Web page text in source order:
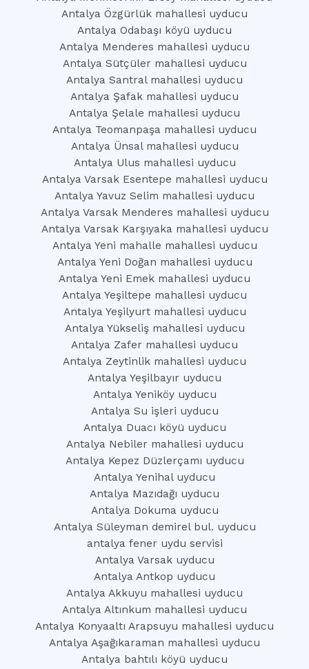
Antalya Özgürlük mahallesi uyducu
Antalya Odabaşı köyü uyducu
Antalya Menderes mahallesi uyducu
Antalya Sütçüler mahallesi uyducu
Antalya Santral mahallesi uyducu
Antalya Şafak mahallesi uyducu
Antalya Şelale mahallesi uyducu
Antalya Teomanpaşa mahallesi uyducu
Antalya Ünsal mahallesi uyducu
Antalya Ulus mahallesi uyducu
Antalya Varsak Esentepe mahallesi uyducu
Antalya Yavuz Selim mahallesi uyducu
Antalya Varsak Menderes mahallesi uyducu
Antalya Varsak Karşıyaka mahallesi uyducu
Antalya Yeni mahalle mahallesi uyducu
Antalya Yeni Doğan mahallesi uyducu
Antalya Yeni Emek mahallesi uyducu
Antalya Yeşiltepe mahallesi uyducu
Antalya Yeşilyurt mahallesi uyducu
Antalya Yükseliş mahallesi uyducu
Antalya Zafer mahallesi uyducu
Antalya Zeytinlik mahallesi uyducu
Antalya Yeşilbayır uyducu
Antalya Yeniköy uyducu
Antalya Su işleri uyducu
Antalya Duacı köyü uyducu
Antalya Nebiler mahallesi uyducu
Antalya Kepez Düzlerçamı uyducu
Antalya Yenihal uyducu
Antalya Mazıdağı uyducu
Antalya Dokuma uyducu
Antalya Süleyman demirel bul. uyducu
antalya fener uydu servisi
Antalya Varsak uyducu
Antalya Antkop uyducu
Antalya Akkuyu mahallesi uyducu
Antalya Altınkum mahallesi uyducu
Antalya Konyaaltı Arapsuyu mahallesi uyducu
Antalya Aşağıkaraman mahallesi uyducu
Antalya bahtılı köyü uyducu